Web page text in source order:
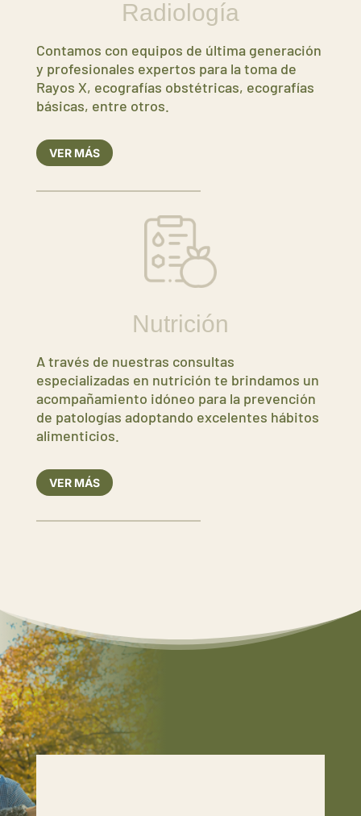
Radiología
Contamos con equipos de última generación
y profesionales expertos para la toma de
Rayos X, ecografías obstétricas, ecografías
básicas, entre otros.
VER MÁS
Nutrición
A través de nuestras consultas
especializadas en nutrición te brindamos un
acompañamiento idóneo para la prevención
de patologías adoptando excelentes hábitos
alimenticios.
VER MÁS